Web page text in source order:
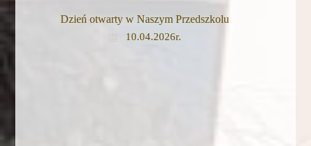
Dzień otwarty w Naszym Przedszkolu
10.04.2026r.